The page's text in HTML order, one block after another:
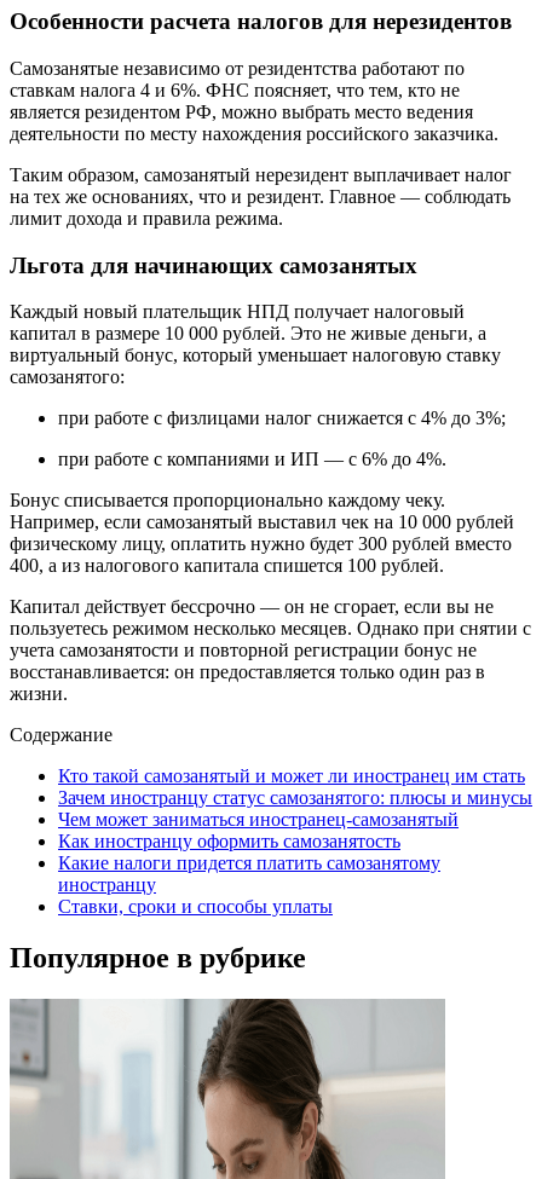
Особенности расчета налогов для нерезидентов
Самозанятые независимо от резидентства работают по
ставкам налога 4 и 6%. ФНС поясняет, что тем, кто не
является резидентом РФ, можно выбрать место ведения
деятельности по месту нахождения российского заказчика.
Таким образом, самозанятый нерезидент выплачивает налог
на тех же основаниях, что и резидент. Главное — соблюдать
лимит дохода и правила режима.
Льгота для начинающих самозанятых
Каждый новый плательщик НПД получает налоговый
капитал в размере 10 000 рублей. Это не живые деньги, а
виртуальный бонус, который уменьшает налоговую ставку
самозанятого:
при работе с физлицами налог снижается с 4% до 3%;
при работе с компаниями и ИП — с 6% до 4%.
Бонус списывается пропорционально каждому чеку.
Например, если самозанятый выставил чек на 10 000 рублей
физическому лицу, оплатить нужно будет 300 рублей вместо
400, а из налогового капитала спишется 100 рублей.
Капитал действует бессрочно — он не сгорает, если вы не
пользуетесь режимом несколько месяцев. Однако при снятии с
учета самозанятости и повторной регистрации бонус не
восстанавливается: он предоставляется только один раз в
жизни.
Содержание
Кто такой самозанятый и может ли иностранец им стать
Зачем иностранцу статус самозанятого: плюсы и минусы
Чем может заниматься иностранец-самозанятый
Как иностранцу оформить самозанятость
Какие налоги придется платить самозанятому
иностранцу
Ставки, сроки и способы уплаты
Популярное в рубрике